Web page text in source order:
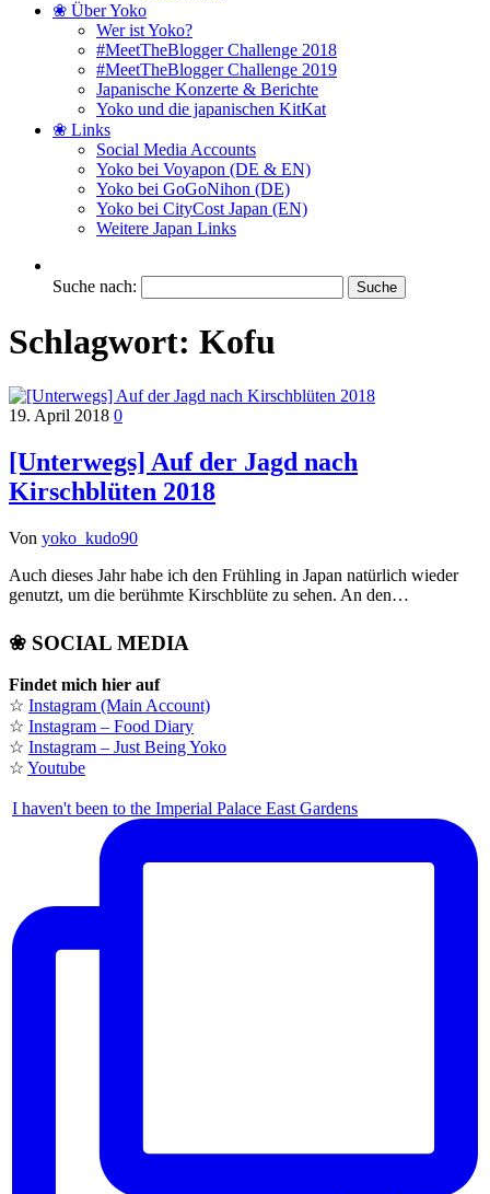
❀ Über Yoko
Wer ist Yoko?
#MeetTheBlogger Challenge 2018
#MeetTheBlogger Challenge 2019
Japanische Konzerte & Berichte
Yoko und die japanischen KitKat
❀ Links
Social Media Accounts
Yoko bei Voyapon (DE & EN)
Yoko bei GoGoNihon (DE)
Yoko bei CityCost Japan (EN)
Weitere Japan Links
Suche nach:
Schlagwort: Kofu
19. April 2018 0
[Unterwegs] Auf der Jagd nach
Kirschblüten 2018
Von yoko_kudo90
Auch dieses Jahr habe ich den Frühling in Japan natürlich wieder
genutzt, um die berühmte Kirschblüte zu sehen. An den…
❀ SOCIAL MEDIA
Findet mich hier auf
☆ Instagram (Main Account)
☆ Instagram – Food Diary
☆ Instagram – Just Being Yoko
☆ Youtube
I haven't been to the Imperial Palace East Gardens